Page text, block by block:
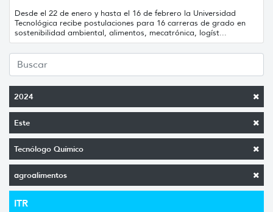
2024
Este
Tecnólogo Químico
agroalimentos
ITR
Desde el 22 de enero y hasta el 16 de febrero la Universidad
Tecnológica recibe postulaciones para 16 carreras de grado en
sostenibilidad ambiental, alimentos, mecatrónica, logíst...